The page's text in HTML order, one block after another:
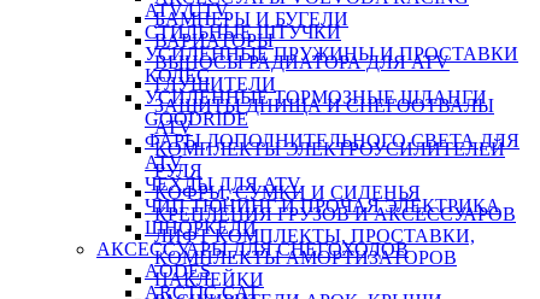
БАМПЕРЫ И БУГЕЛИ
ВАРИАТОРЫ
ВЫНОСЫ РАДИАТОРА ДЛЯ ATV
ГЛУШИТЕЛИ
ЗАЩИТЫ ДНИЩА И СНЕГООТВАЛЫ
ATV
КОМПЛЕКТЫ ЭЛЕКТРОУСИЛИТЕЛЕЙ
РУЛЯ
КОФРЫ, СУМКИ И СИДЕНЬЯ
КРЕПЛЕНИЯ ГРУЗОВ И АКСЕССУАРОВ
ЛИФТ КОМПЛЕКТЫ, ПРОСТАВКИ,
КОМПЛЕКТЫ АМОРТИЗАТОРОВ
НАКЛЕЙКИ
ATV/UTV
СТИЛЬНЫЕ ШТУЧКИ
УСИЛЕННЫЕ ПРУЖИНЫ И ПРОСТАВКИ
КОЛЕС
УСИЛЕННЫЕ ТОРМОЗНЫЕ ШЛАНГИ
GOODRIDE
ФАРЫ ДОПОЛНИТЕЛЬНОГО СВЕТА ДЛЯ
ATV
ЧЕХЛЫ ДЛЯ ATV
ЧИП ТЮНИНГ И ПРОЧАЯ ЭЛЕКТРИКА
ШНОРКЕЛИ
АКСЕССУАРЫ ДЛЯ СНЕГОХОДОВ
AODES
ARCTIC CAT